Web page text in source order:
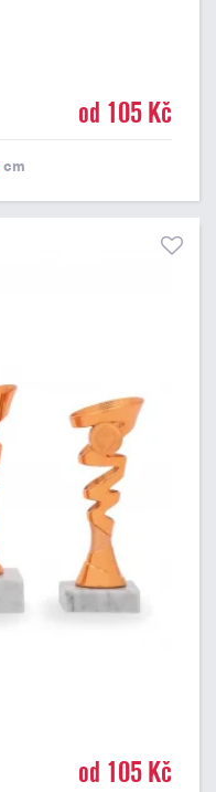
od 105 Kč
cm
od 105 Kč